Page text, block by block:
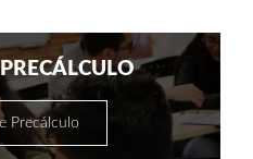
Precálculo